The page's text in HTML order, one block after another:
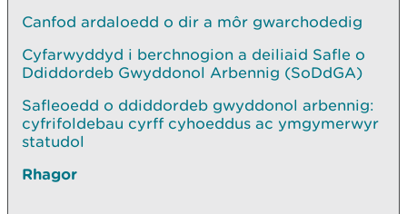
Canfod ardaloedd o dir a môr gwarchodedig
Cyfarwyddyd i berchnogion a deiliaid Safle o
Ddiddordeb Gwyddonol Arbennig (SoDdGA)
Safleoedd o ddiddordeb gwyddonol arbennig:
cyfrifoldebau cyrff cyhoeddus ac ymgymerwyr
statudol
Rhagor